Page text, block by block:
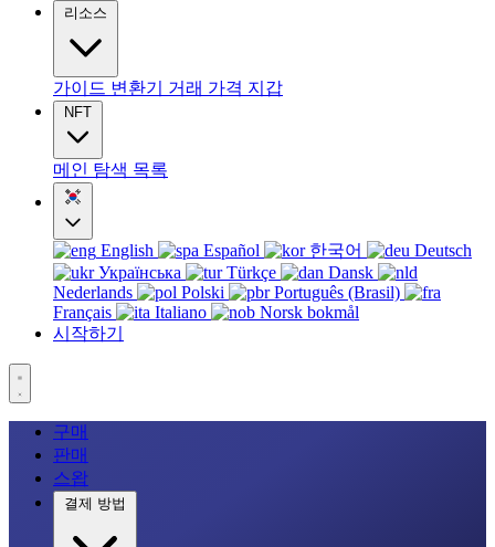
리소스
가이드 변환기 거래 가격 지갑
NFT
메인 탐색 목록
English Español 한국어
Deutsch
Українська
Türkçe
Dansk
Nederlands
Polski
Português (Brasil)
Français
Italiano
Norsk bokmål
시작하기
구매
판매
스왑
결제 방법